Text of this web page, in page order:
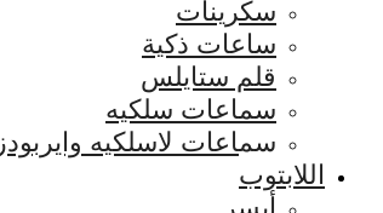
سكرينات
ساعات ذكية
قلم ستايلس
سماعات سلكيه
سماعات لاسلكيه وايربودز
اللابتوب